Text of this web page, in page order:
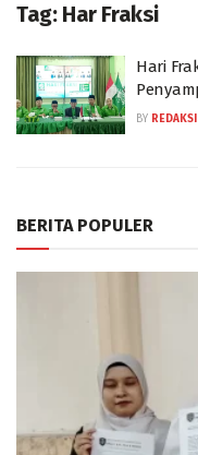
Tag: Har Fraksi
Hari
BY REDAKSI
BERITA POPULER